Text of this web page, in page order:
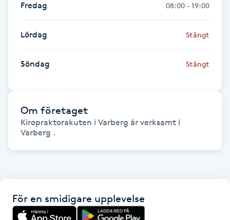
Fransrengöring
Friskvård
Friskvårdsmassage
Funktionsanalys
Fredag 08:00 - 19:00
Lördag Stängt
Söndag Stängt
Om företaget
Kiropraktorakuten i Varberg är verksamt i
Varberg .
För en smidigare upplevelse